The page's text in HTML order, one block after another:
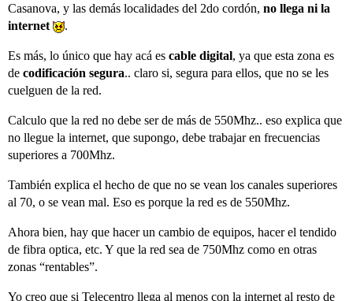
Casanova, y las demás localidades del 2do cordón, no llega ni la
internet
.
Es más, lo único que hay acá es cable digital, ya que esta zona es
de codificación segura.. claro si, segura para ellos, que no se les
cuelguen de la red.
Calculo que la red no debe ser de más de 550Mhz.. eso explica que
no llegue la internet, que supongo, debe trabajar en frecuencias
superiores a 700Mhz.
También explica el hecho de que no se vean los canales superiores
al 70, o se vean mal. Eso es porque la red es de 550Mhz.
Ahora bien, hay que hacer un cambio de equipos, hacer el tendido
de fibra optica, etc. Y que la red sea de 750Mhz como en otras
zonas “rentables”.
Yo creo que si Telecentro llega al menos con la internet al resto de